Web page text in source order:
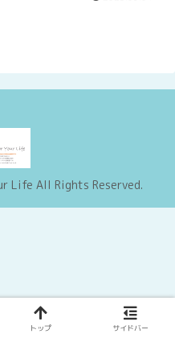
Life All Rights Reserved.
トップ サイドバー